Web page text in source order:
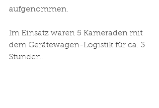
aufgenommen.
Im Einsatz waren 5 Kameraden mit
dem Gerätewagen-Logistik für ca. 3
Stunden.